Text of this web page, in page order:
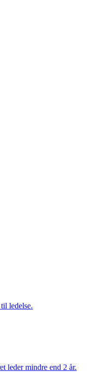
ledelse.
leder mindre end 2 år.